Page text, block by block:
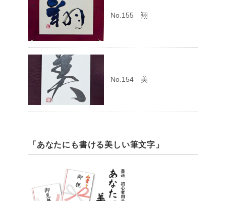
No.155 翔
No.154 美
「あなたにも書ける美しい筆文字」